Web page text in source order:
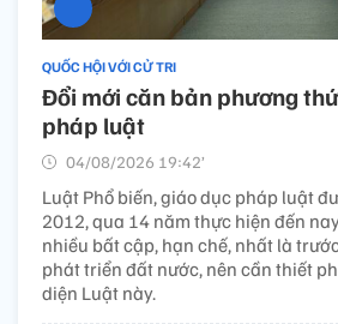
QUỐC HỘI VỚI CỬ TRI
Đổi mới căn bản phương
pháp luật
04/08/2026 19:42’
Luật Phổ biến, giáo dục pháp luật
2012, qua 14 năm thực hiện đến
nhiều bất cập, hạn chế, nhất là
phát triển đất nước, nên cần thiết
diện Luật này.